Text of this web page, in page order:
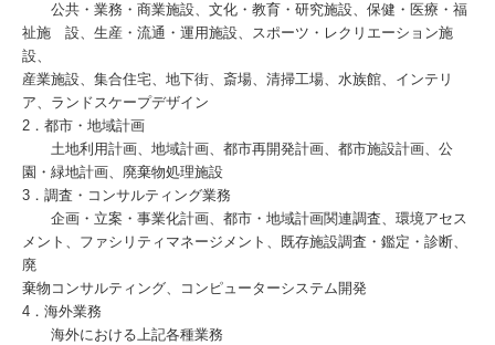
公共・業務・商業施設、文化・教育・研究施設、保健・医療・福
祉施 設、生産・流通・運用施設、スポーツ・レクリエーション施
設、
産業施設、集合住宅、地下街、斎場、清掃工場、水族館、インテリ
ア、ランドスケープデザイン
2．都市・地域計画
土地利用計画、地域計画、都市再開発計画、都市施設計画、公
園・緑地計画、廃棄物処理施設
3．調査・コンサルティング業務
企画・立案・事業化計画、都市・地域計画関連調査、環境アセス
メント、ファシリティマネージメント、既存施設調査・鑑定・診断、
廃
棄物コンサルティング、コンピューターシステム開発
4．海外業務
海外における上記各種業務